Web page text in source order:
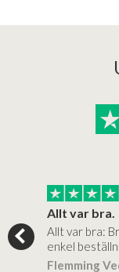
Allt var bra.
Allt var bra:
enkel
Flemming